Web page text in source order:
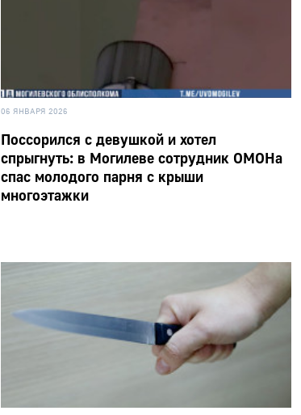
06 ЯНВАРЯ 2026
Поссорился с девушкой и хотел
спрыгнуть: в Могилеве сотрудник ОМОНа
спас молодого парня с крыши
многоэтажки